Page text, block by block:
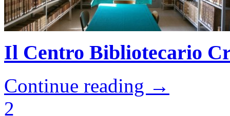
Il Centro Bibliotecario
Continue reading →
2